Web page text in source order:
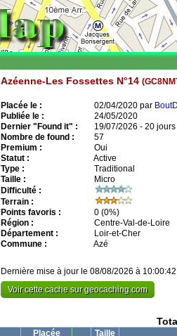
Azéenne-Les Fossettes N°14
Placée le : 02/04/2020 par
Publiée le :
24/05/2020
Dernier "Found it" :
19/07/2026 - 20 jours
Nombre de found :
57
Premium :
Oui
Statut :
Active
Type :
Traditional
Taille :
Micro
Difficulté :
Terrain :
Points favoris :
0 (0%)
Région :
Centre-Val-de-Loire
Département :
Loir-et-Cher
Commune :
Azé
Dernière mise à jour le 08/08/2026 à 10:00:42
Voir cette cache sur geocaching.com
Placée
Taille